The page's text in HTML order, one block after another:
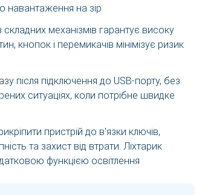
навантаження на зір
механізмів гарантує високу
кнопок і перемикачів мінімізує ризик
після підключення до USB-порту, без
ситуаціях, коли потрібне швидке
пристрій до в'язки ключів,
та захист від втрати. Ліхтарик
функцією освітлення